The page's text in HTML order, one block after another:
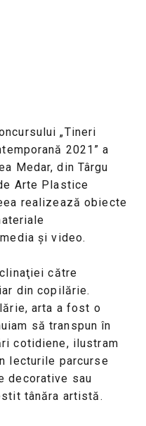
„Tineri
2021” a
Medar, din Târgu
Arte Plastice
realizează obiecte
și video.
către
din copilărie.
arta a fost o
să transpun în
cotidiene, ilustram
lecturile parcurse
decorative sau
tânăra artistă.